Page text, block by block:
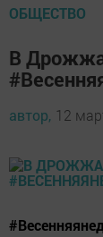
ОБЩЕСТВО
В
автор, 12